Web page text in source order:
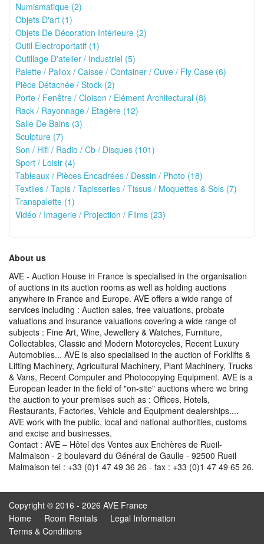
Numismatique (2)
Objets D'art (1)
Objets De Décoration Intérieure (2)
Outil Electroportatif (1)
Outillage D'atelier / Industriel (5)
Palette / Pallox / Caisse / Container / Cuve / Fly Case (6)
Pièce Détachée / Stock (2)
Porte / Fenêtre / Cloison / Elément Architectural (8)
Rack / Rayonnage / Etagère (12)
Salle De Bains (3)
Sculpture (7)
Son / Hifi / Radio / Cb / Disques (101)
Sport / Loisir (4)
Tableaux / Pièces Encadrées / Dessin / Photo (18)
Textiles / Tapis / Tapisseries / Tissus / Moquettes & Sols (7)
Transpalette (1)
Vidéo / Imagerie / Projection / Films (23)
About us
AVE - Auction House in France is specialised in the organisation
of auctions in its auction rooms as well as holding auctions
anywhere in France and Europe. AVE offers a wide range of
services including : Auction sales, free valuations, probate
valuations and insurance valuations covering a wide range of
subjects : Fine Art, Wine, Jewellery & Watches, Furniture,
Collectables, Classic and Modern Motorcycles, Recent Luxury
Automobiles... AVE is also specialised in the auction of Forklifts &
Lifting Machinery, Agricultural Machinery, Plant Machinery, Trucks
& Vans, Recent Computer and Photocopying Equipment. AVE is a
European leader in the field of "on-site" auctions where we bring
the auction to your premises such as : Offices, Hotels,
Restaurants, Factories, Vehicle and Equipment dealerships....
AVE work with the public, local and national authorities, customs
and excise and businesses.
Contact : AVE – Hôtel des Ventes aux Enchères de Rueil-
Malmaison - 2 boulevard du Général de Gaulle - 92500 Rueil
Malmaison tel : +33 (0)1 47 49 36 26 - fax : +33 (0)1 47 49 65 26.
Copyright © 2016 - 2026 AVE France
Home
Room Rentals
Legal Information
Terms & Conditions